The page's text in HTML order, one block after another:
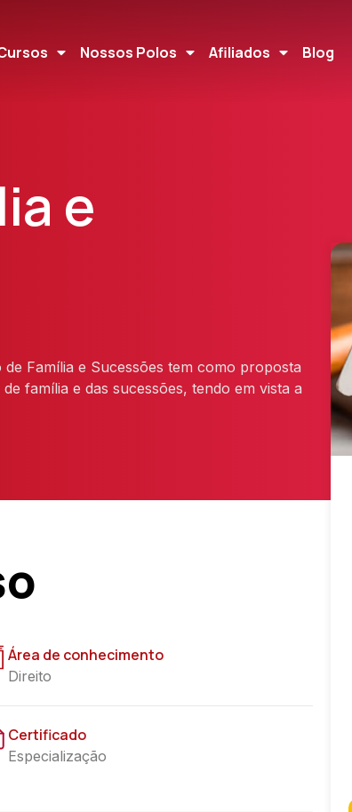
Nossos Polos Afiliados Blog
e
Família e Sucessões tem como proposta
família e das sucessões, tendo em vista a
Área de conhecimento
Direito
Certificado
Especialização